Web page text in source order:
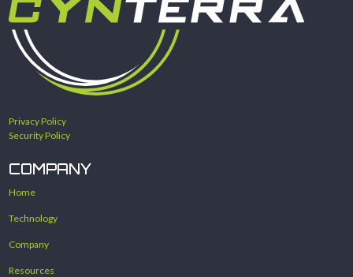
Privacy Policy
Security Policy
COMPANY
Home
Technology
Company
Resources